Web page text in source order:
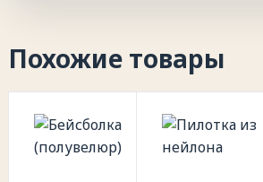
Похожие товары